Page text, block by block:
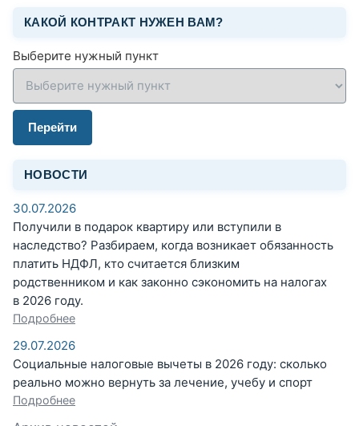
КАКОЙ КОНТРАКТ НУЖЕН ВАМ?
Выберите нужный пункт
Перейти
НОВОСТИ
30.07.2026
Получили в подарок квартиру или вступили в
наследство? Разбираем, когда возникает обязанность
платить НДФЛ, кто считается близким
родственником и как законно сэкономить на налогах
в 2026 году.
Подробнее
29.07.2026
Социальные налоговые вычеты в 2026 году: сколько
реально можно вернуть за лечение, учебу и спорт
Подробнее